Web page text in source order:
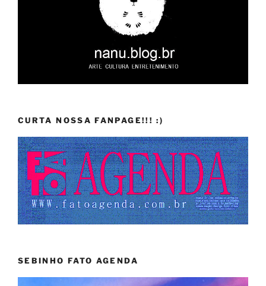
CURTA NOSSA FANPAGE!!! :)
SEBINHO FATO AGENDA